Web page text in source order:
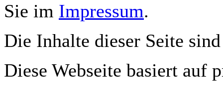
Sie im Impressum.
Die Inhalte dieser Seite
Diese Webseite basiert auf